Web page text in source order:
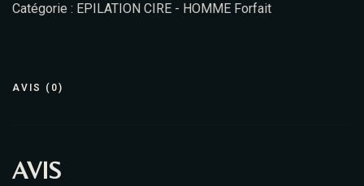
Catégorie : EPILATION CIRE - HOMME Forfait
AVIS (0)
AVIS